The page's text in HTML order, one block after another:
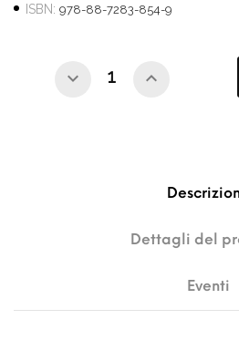
ISBN: 978-88-7283-854-9
Dettagli del
Eventi